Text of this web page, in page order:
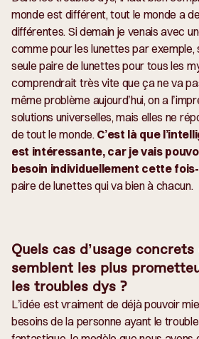
monde est différent, tout le monde a
différentes. Si demain je venais avec
comme pour les lunettes par exemple,
seule paire de lunettes pour tous les
comprendrait très vite que ça ne va
même problème aujourd’hui, on a
solutions universelles, mais elles ne
de tout le monde. C’est là que
est intéressante, car je vais
besoin individuellement cette
paire de lunettes qui va bien à chacun.
Quels cas d’usage concrets
semblent les plus
les troubles dys ?
L’idée est vraiment de déjà pouvoir
besoins de la personne ayant le